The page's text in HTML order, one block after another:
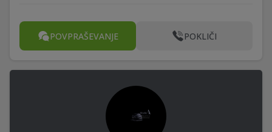
POVPRAŠEVANJE POKLIČI